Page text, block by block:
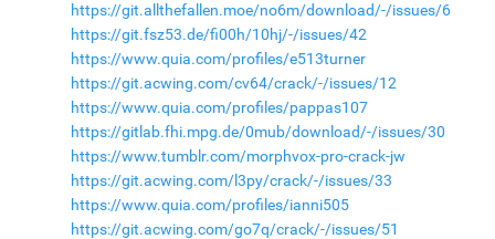
https://git.allthefallen.moe/no6m/download/-/issues/6
https://git.fsz53.de/fi00h/10hj/-/issues/42
https://www.quia.com/profiles/e513turner
https://git.acwing.com/cv64/crack/-/issues/12
https://www.quia.com/profiles/pappas107
https://gitlab.fhi.mpg.de/0mub/download/-/issues/30
https://www.tumblr.com/morphvox-pro-crack-jw
https://git.acwing.com/l3py/crack/-/issues/33
https://www.quia.com/profiles/ianni505
https://git.acwing.com/go7q/crack/-/issues/51